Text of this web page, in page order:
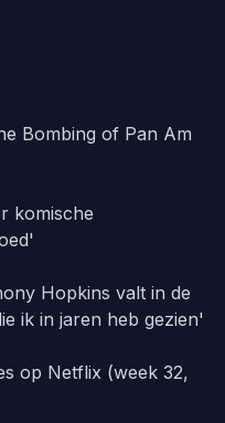
Bombing of Pan Am
komische
Hopkins valt in de
ik in jaren heb gezien'
op Netflix (week 32,